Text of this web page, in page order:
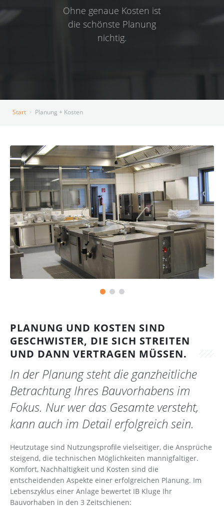
Impressum
Ohne genaue Kosten ist
die schönste Planung
nichtig.
Start Planung + Kosten
PLANUNG UND KOSTEN SIND
GESCHWISTER, DIE SICH STREITEN
UND DANN VERTRAGEN MÜSSEN.
In der Planung steht die ganzheitliche
Betrachtung Ihres Bauvorhabens im
Fokus. Nur wer das Gesamte versteht,
kann auch im Detail erfolgreich sein.
Heutzutage sind Nutzungsprofile vielseitiger, die Ansprüche
steigend, die technischen Möglichkeiten mannigfaltiger.
Komfort, Nachhaltigkeit und Kosten sind die
entscheidenden Aspekte einer erfolgreichen Planung. Im
Lebenszyklus einer Anlage bewertet IB Kluge Ihr
Bauvorhaben in den 3 Zeitschienen: